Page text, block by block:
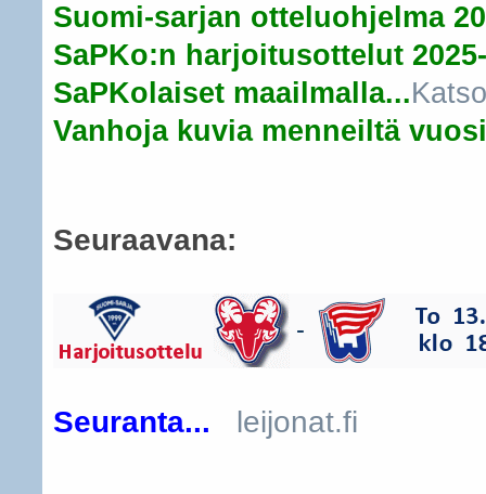
Suomi-sarjan otteluohjelma
SaPKo:n harjoitusottelut
SaPKolaiset maailmalla...
Vanhoja kuvia menneiltä
Seuraavana:
Seuranta... leijonat.fi